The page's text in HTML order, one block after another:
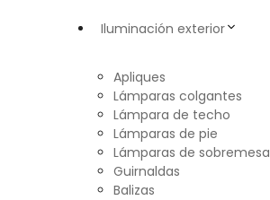
Iluminación exterior
Apliques
Lámparas colgantes
Lámpara de techo
Lámparas de pie
Lámparas de sobremesa
Guirnaldas
Balizas